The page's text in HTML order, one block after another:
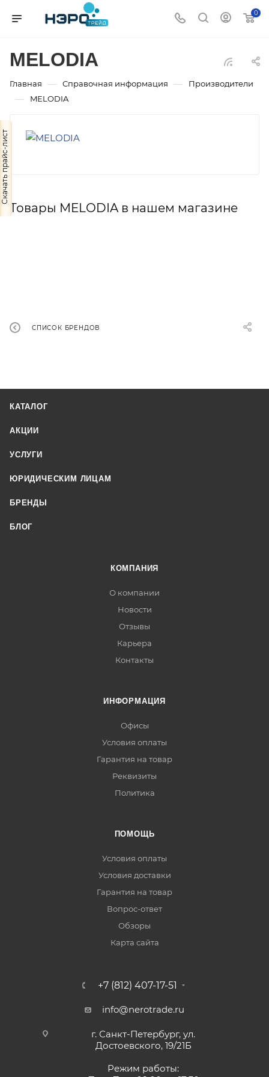
0
MELODIA
Главная — Справочная информация — Производители
— MELODIA
Товары MELODIA в нашем магазине
СПИСОК БРЕНДОВ
Скачать прайс-лист
КАТАЛОГ
АКЦИИ
УСЛУГИ
ЮРИДИЧЕСКИМ ЛИЦАМ
БРЕНДЫ
БЛОГ
КОМПАНИЯ
О компании
Новости
Отзывы
Карьера
Контакты
ИНФОРМАЦИЯ
Офисы
Условия оплаты
Гарантия на товар
Реквизиты
Политика
ПОМОЩЬ
Условия оплаты
Условия доставки
Гарантия на товар
Вопрос-ответ
Обзоры
Карта сайта
+7 (812) 407-17-51
info@nerotrade.ru
г. Санкт-Петербург, ул.
Достоевского, 19/21Б
Режим работы: